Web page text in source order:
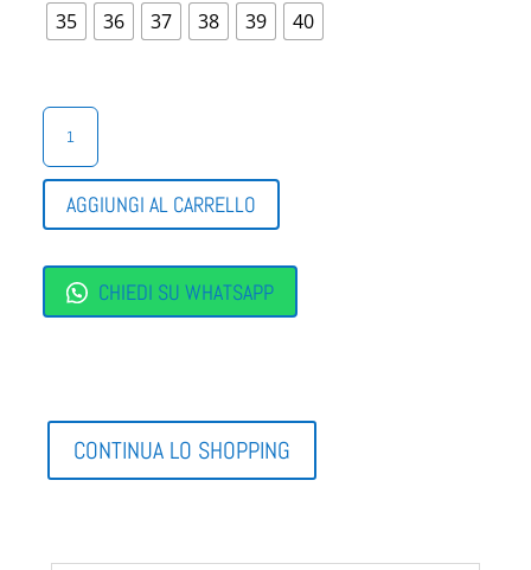
35 36 37 38 39 40
SANDALO
SPORTIVO
ZEPPA
ALTA
QUANTITÀ
AGGIUNGI AL CARRELLO
CHIEDI SU WHATSAPP
CONTINUA LO SHOPPING